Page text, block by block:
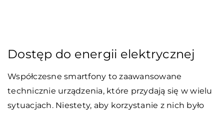
Dostęp do energii elektrycznej
Współczesne smartfony to zaawansowane
technicznie urządzenia, które przydają się w wielu
sytuacjach. Niestety, aby korzystanie z nich było